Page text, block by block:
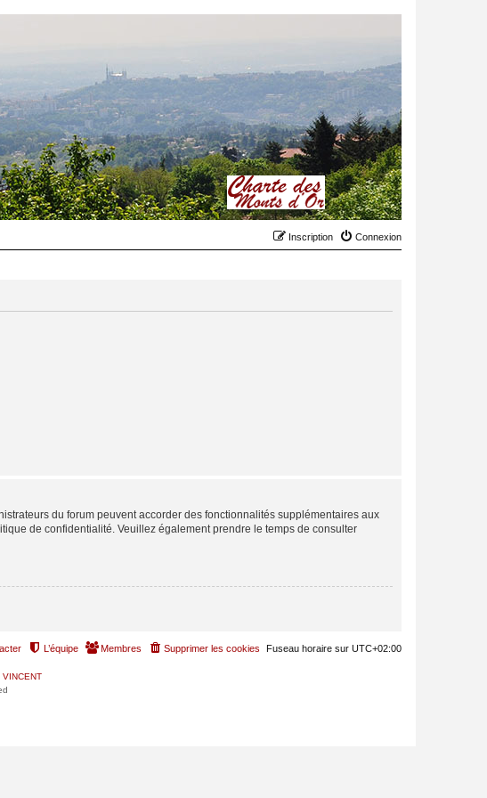
Connexion
Inscription
du forum peuvent accorder des fonctionnalités supplémentaires aux
de confidentialité. Veuillez également prendre le temps de consulter
Fuseau horaire sur UTC+02:00
Supprimer les cookies
Membres
L’équipe
VINCENT